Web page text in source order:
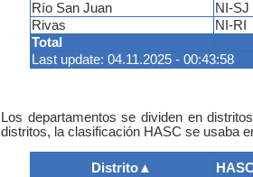
Total
Last update: 04.11.2025 - 00:43:58
Río San Juan
NI-SJ
Rivas
NI-RI
Los departamentos se dividen en
distritos, la clasificación HASC se usaba
Distrito▲